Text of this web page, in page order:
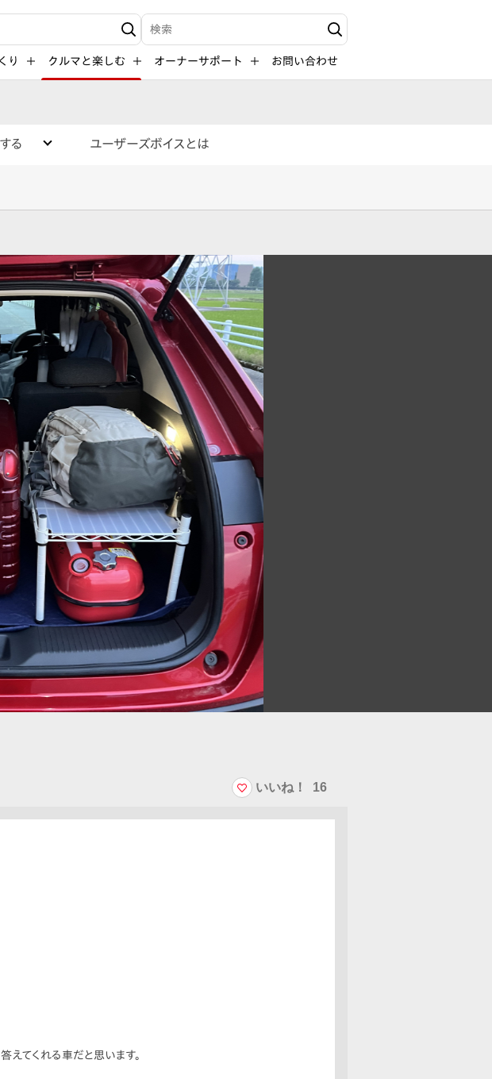
入力 検索キーワード入力
り クルマと楽しむ オーナーサポート お問い合わせ
る ユーザーズボイスとは
いいね！ 16
えてくれる車だと思います。